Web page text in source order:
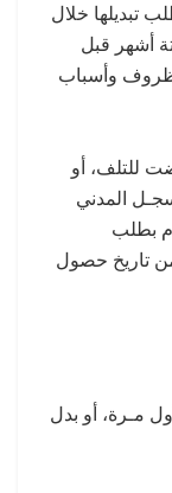
تبديلها خلال
أشهر قبل
لظروف وأسباب
للتلف، أو
المدني
بطلب
تاريخ حصول
مـرة، أو بدل